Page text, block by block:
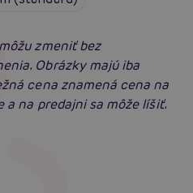
zmeniť bez
Obrázky majú iba
cena znamená cena na
a na predajni sa môže líšiť.